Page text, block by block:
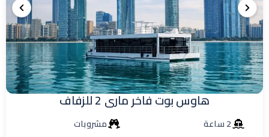
هاوس بوت فاخر مارى 2 للزفاف
2 ساعة
مشروبات